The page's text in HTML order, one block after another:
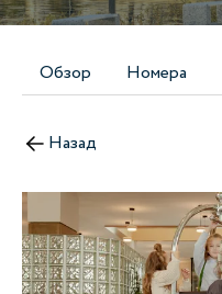
Обзор Номера
Назад